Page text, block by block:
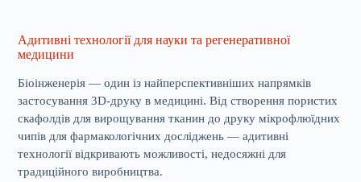
Адитивні технології для науки та регенеративної
медицини
Біоінженерія — один із найперспективніших напрямків
застосування 3D-друку в медицині. Від створення пористих
скафолдів для вирощування тканин до друку мікрофлюїдних
чипів для фармакологічних досліджень — адитивні
технології відкривають можливості, недосяжні для
традиційного виробництва.